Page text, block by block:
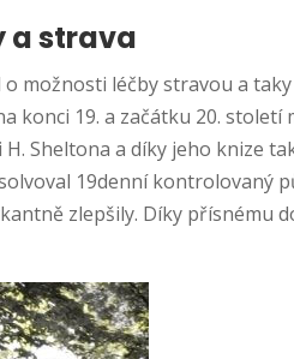
a strava
možnosti léčby stravou a
konci 19. a začátku 20.
Sheltona a díky jeho knize
19denní kontrolovaný
zlepšily. Díky přísnému